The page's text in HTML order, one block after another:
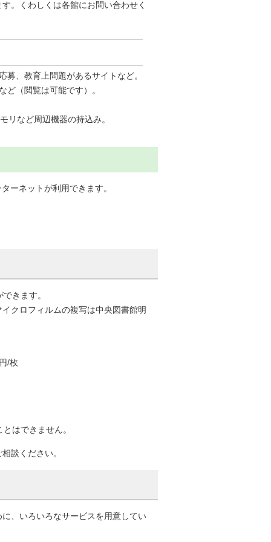
。くわしくは各館にお問い合わせく
募、教育上問題があるサイトなど。
ど（閲覧は可能です）。
リなど周辺機器の持込み。
ーネットが利用できます。
きます。
クロフィルムの複写は中央図書館明
/枚
はできません。
談ください。
、いろいろなサービスを用意してい